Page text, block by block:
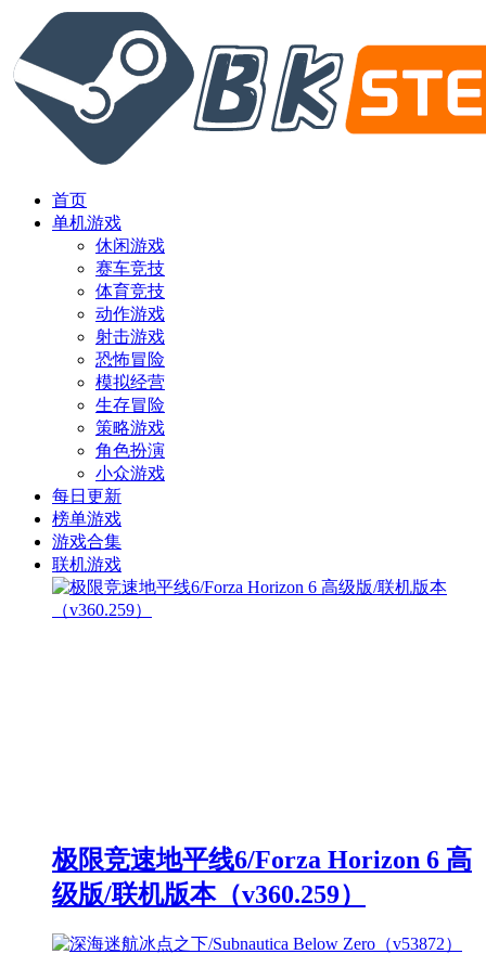
首页
单机游戏
休闲游戏
赛车竞技
体育竞技
动作游戏
射击游戏
恐怖冒险
模拟经营
生存冒险
策略游戏
角色扮演
小众游戏
每日更新
榜单游戏
游戏合集
联机游戏
极限竞速地平线6/Forza Horizon 6 高
级版/联机版本（v360.259）